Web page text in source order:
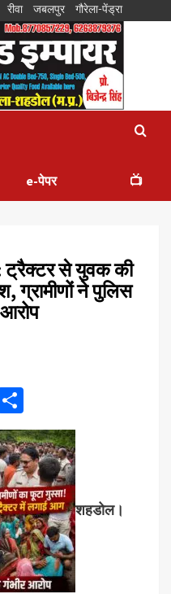
रीवा जबलपुर गौरेला-पेंड्रा
e-पेपर 📺
ट्रैक्टर से युवक की
ग्रामीणों ने पुलिस
शहडोल।